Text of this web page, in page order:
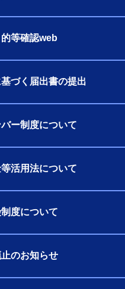
等確認web
づく届出書の提出
ー制度について
活用法について
度について
のお知らせ